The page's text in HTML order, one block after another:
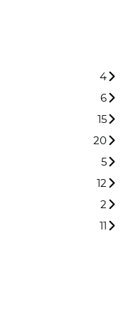
4
6
15
20
5
12
2
11